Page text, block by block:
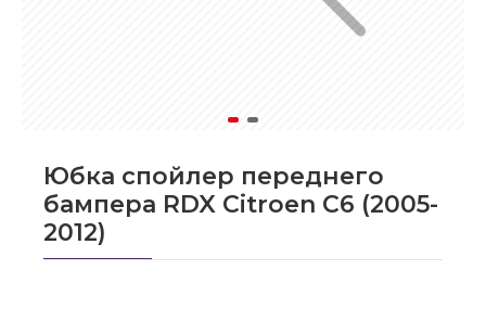
Юбка спойлер переднего
бампера RDX Citroen C6 (2005-
2012)